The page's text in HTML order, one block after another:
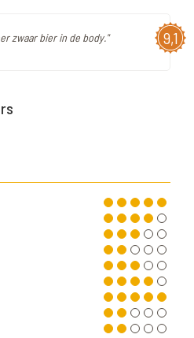
9,1
zwaar bier in de body."